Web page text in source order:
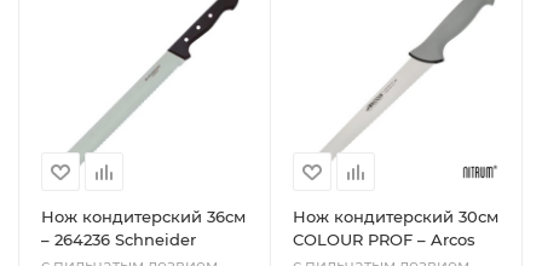
Нож кондитерский 36см
– 264236 Schneider
Нож кондитерский 30см
COLOUR PROF – Arcos